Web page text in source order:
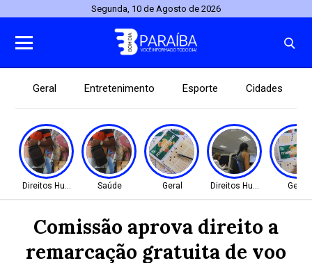
Segunda, 10 de Agosto de 2026
Geral Entretenimento Esporte Cidades
Direitos Humanos Saúde Geral Direitos Humanos Geral
Comissão aprova direito a
remarcação gratuita de voo